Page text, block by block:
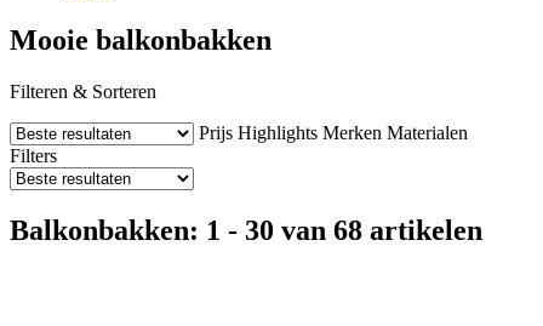
Mooie balkonbakken
Filteren & Sorteren
Prijs Highlights Merken Materialen
Filters
Balkonbakken: 1 - 30 van 68 artikelen